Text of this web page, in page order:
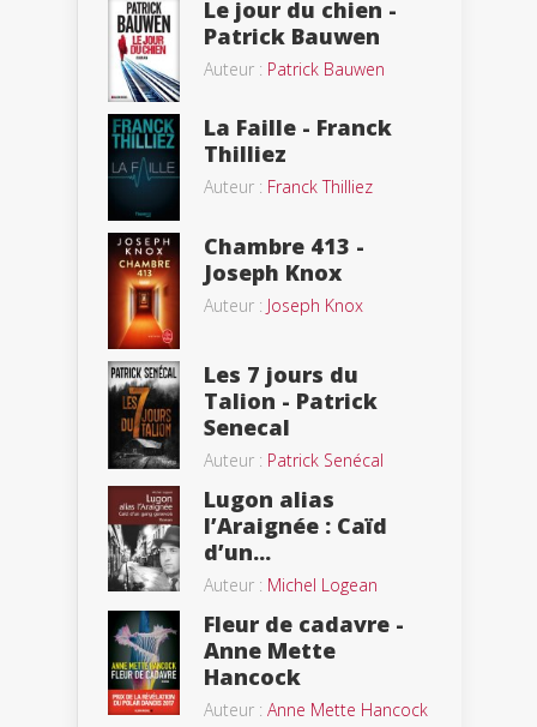
Le jour du chien -
Patrick Bauwen
Auteur : Patrick Bauwen
La Faille - Franck
Thilliez
Auteur : Franck Thilliez
Chambre 413 -
Joseph Knox
Auteur : Joseph Knox
Les 7 jours du
Talion - Patrick
Senecal
Auteur : Patrick Senécal
Lugon alias
l’Araignée : Caïd
d’un...
Auteur : Michel Logean
Fleur de cadavre -
Anne Mette
Hancock
Auteur : Anne Mette Hancock